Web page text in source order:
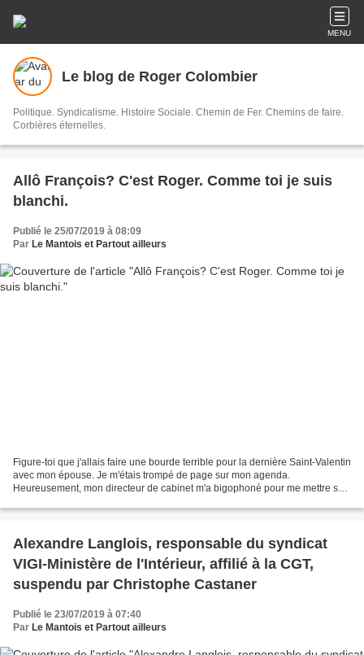
MENU
Le blog de Roger Colombier
Politique. Syndicalisme. Histoire Sociale. Chemin de Fer. Chemins de faire.
Corbières éternelles.
Allô François? C'est Roger. Comme toi je suis
blanchi.
Publié le 25/07/2019 à 08:09
Par Le Mantois et Partout ailleurs
Figure-toi que j'allais faire une bourde terrible pour la dernière Saint-Valentin
avec mon épouse. Je m'étais trompé de page sur mon agenda.
Heureusement, mon directeur de cabinet m'a bigophoné pour me mettre sur
Alexandre Langlois, responsable du syndicat
VIGI-Ministère de l'Intérieur, affilié à la CGT,
suspendu par Christophe Castaner
Publié le 23/07/2019 à 07:40
Par Le Mantois et Partout ailleurs